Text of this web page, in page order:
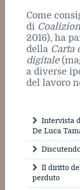
Come
di
2016), ha
della Carta
digitale
a diverse
del lavoro
Intervista
De Luca
Il diritto
perduto